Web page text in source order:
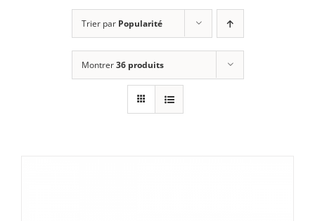
Trier par Popularité
Montrer36 produits